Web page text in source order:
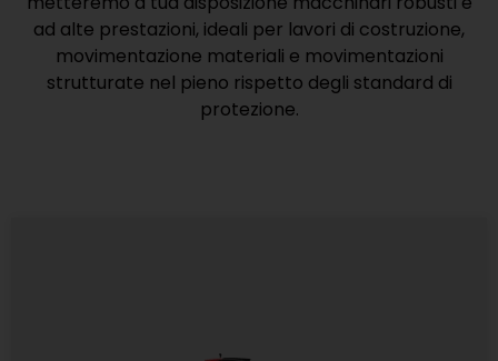
ad alte prestazioni, ideali per lavori di costruzione,
movimentazione materiali e movimentazioni
strutturate nel pieno rispetto degli standard di
protezione.